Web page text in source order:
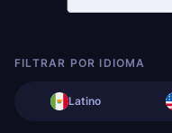
FILTRAR POR IDIOMA
Latino